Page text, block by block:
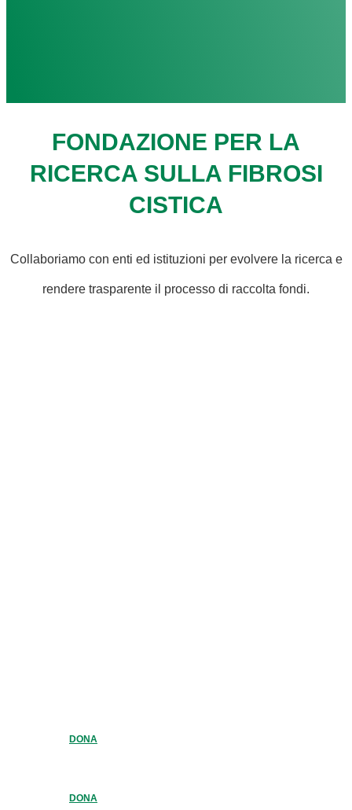
FONDAZIONE PER LA
RICERCA SULLA FIBROSI
CISTICA
Collaboriamo con enti ed istituzioni per evolvere la ricerca e
rendere trasparente il processo di raccolta fondi.
DONA
DONA